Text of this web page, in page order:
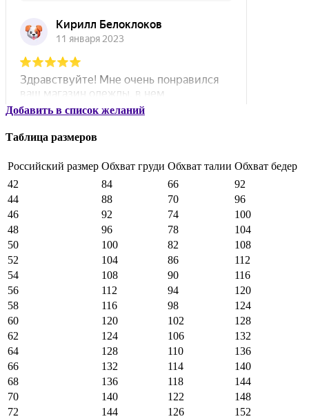
Добавить в список желаний
Таблица размеров
Российский размер Обхват груди Обхват талии Обхват бедер
42
84 66
92
44
88 70
96
46
92 74
100
48
96 78
104
50
100 82
108
52
104 86
112
54
108 90
116
56
112 94
120
58
116 98
124
60
120 102
128
62
124 106
132
64
128 110
136
66
132 114
140
68
136 118
144
70
140 122
148
72
144 126
152